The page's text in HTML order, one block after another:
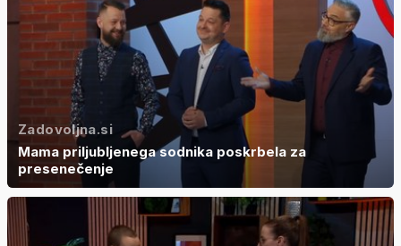
Zadovoljna.si
Mama priljubljenega sodnika poskrbela za
presenečenje